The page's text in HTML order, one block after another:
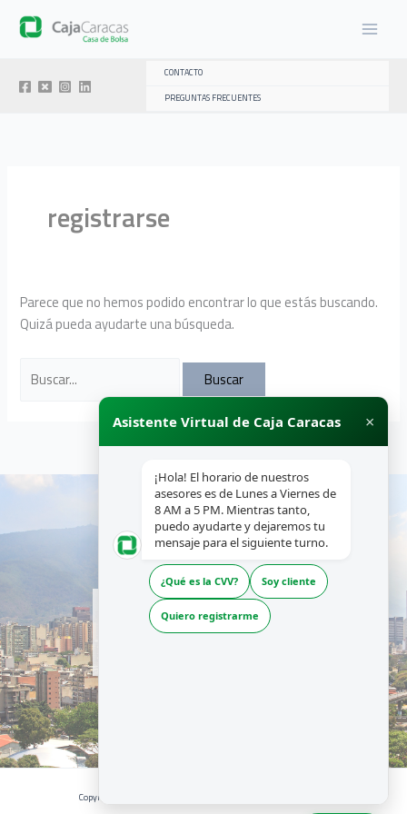
CONTACTO
PREGUNTAS FRECUENTES
registrarse
Parece que no hemos podido encontrar lo que estás buscando.
Quizá pueda ayudarte una búsqueda.
por:
INICIO
NOSOTROS
Copyright © 2026 | CAJA CARACAS - Desarrollado por La Boutique
Asistente Virtual de Caja Caracas ×
¡Hola! El horario de nuestros
asesores es de Lunes a Viernes de
8 AM a 5 PM. Mientras tanto,
puedo ayudarte y dejaremos tu
mensaje para el siguiente turno.
¿Qué es la CVV? Soy cliente
Quiero registrarme